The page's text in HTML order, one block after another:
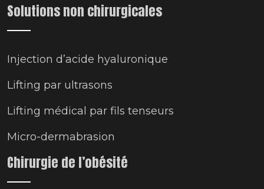
Solutions non chirurgicales
Injection d’acide hyaluronique
Lifting par ultrasons
Lifting médical par fils tenseurs
Micro-dermabrasion
Chirurgie de l’obésité